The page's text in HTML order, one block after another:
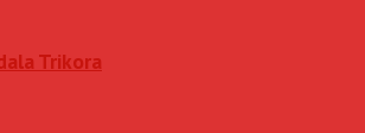
Trikora